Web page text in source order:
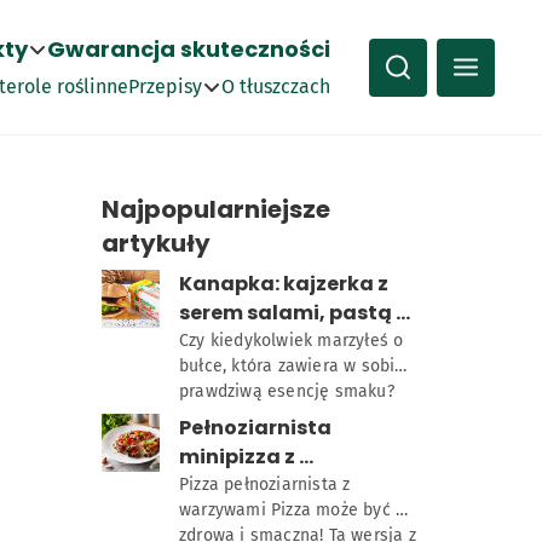
Optima Plus z oliwą EX
TRA VIRGIN
Gwarancja skuteczności
5,00
roślinnePrzepisy
Obiady
Śniadania
Ciasta
O tłuszczach
Najpopularniejsze
artykuły
Kanapka: kajzerka z
serem salami, pastą z
czerwonej fasoli,
pomidorem,
nachosami i sałatą
karbowaną
Czy kiedykolwiek marzyłeś o
bułce, która zawiera w sobie
prawdziwą esencję smaku?
Pozwól, że przedstawimy Ci
salami, pastą z czerwonej
fasoli, pomidorem,
nachosami i sałatą
Pełnoziarnista
minipizza z
warzywami
Pizza pełnoziarnista z
warzywami Pizza może być
zdrowa i smaczna! Ta wersja z